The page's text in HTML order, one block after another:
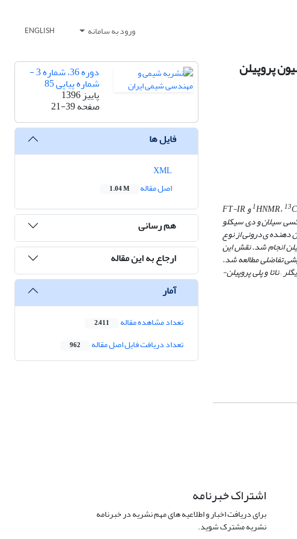
ورود به سامانه ENGLISH
پروپیلن
1HNMR، 13 وFT-IR
سیلان و دی­ سیکلو
­دهنده ­ی درونی از نوع
انجام شد. نقش این
تفاضلی مطالعه شد.
– ناتا و پلی ­پروپیلن­
دوره 36، شماره 3 -
شماره پیاپی 85
پاییز 1396
صفحه21-39
فایل ها
اصل مقاله
1.04 M
هم رسانی
ارجاع به این مقاله
آمار
تعداد مشاهده مقاله 2,411
تعداد دریافت فایل اصل مقاله 962
اشتراک خبرنامه
برای دریافت اخبار و اطلاعیه های مهم نشریه در خبرنامه
نشریه مشترک شوید.